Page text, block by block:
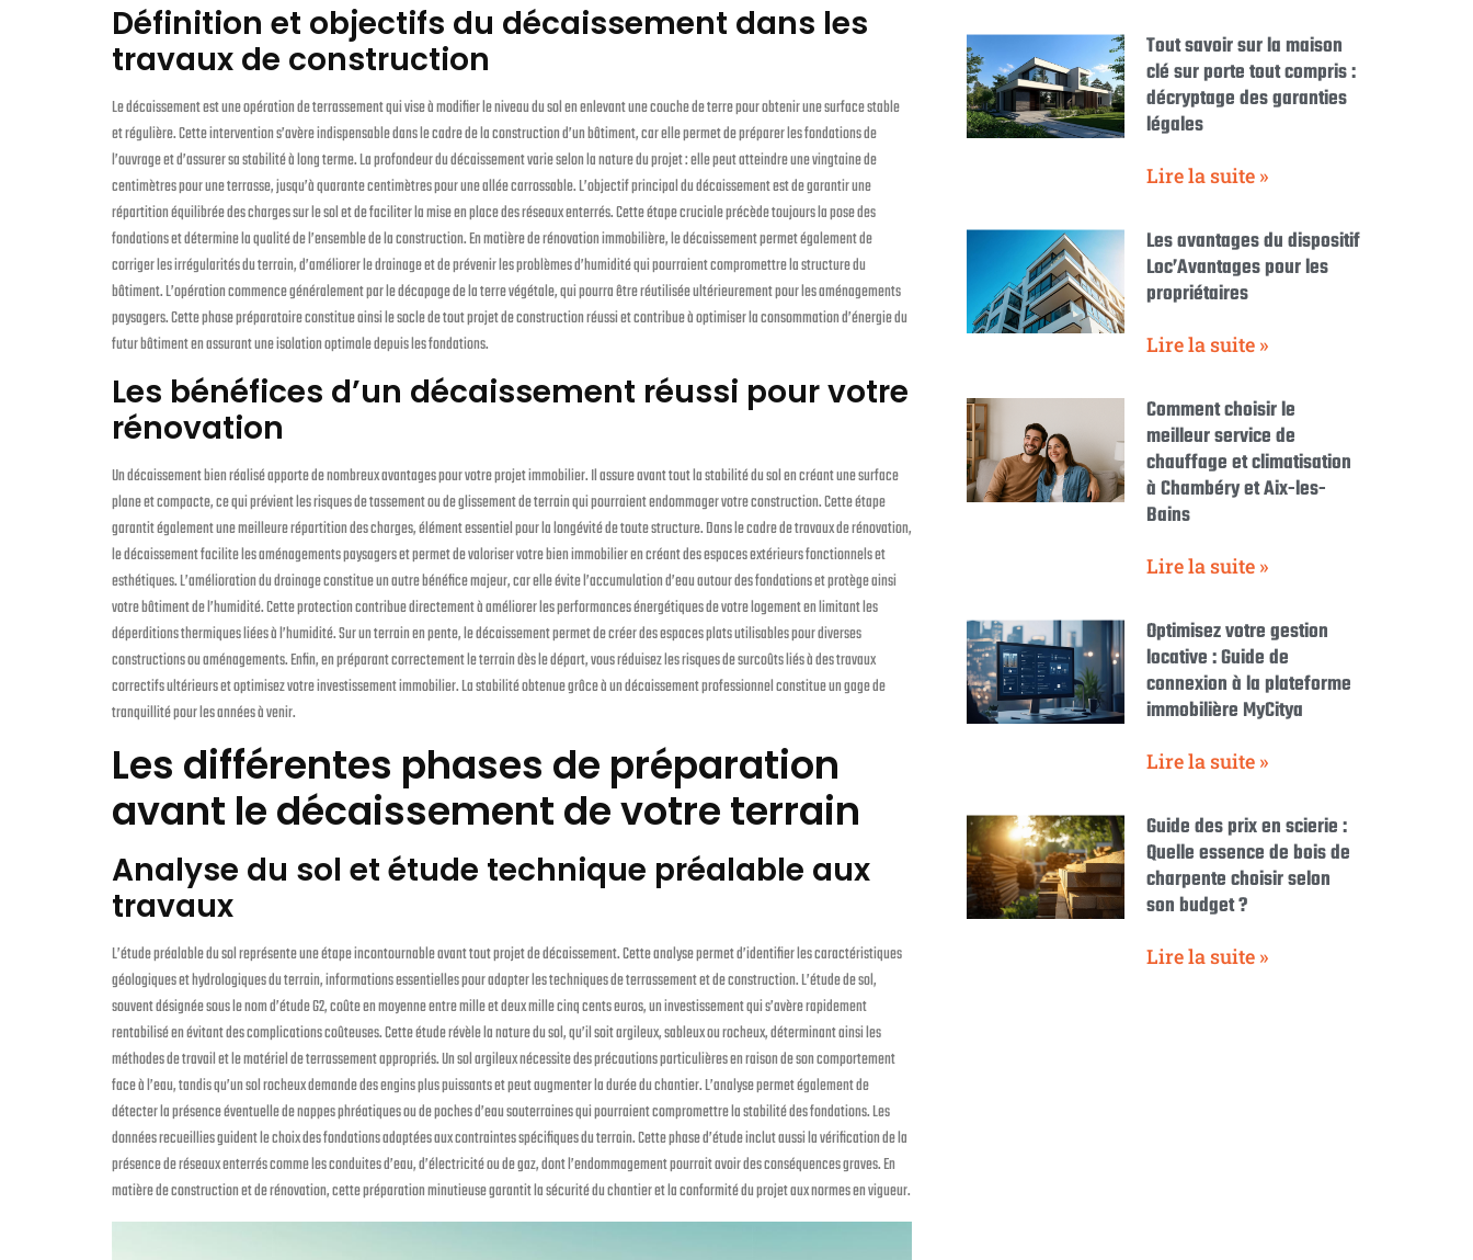
Définition et objectifs du décaissement dans les
travaux de construction
Le décaissement est une opération de terrassement qui vise à modifier le niveau du sol en enlevant une couche de terre pour obtenir une surface stable
et régulière. Cette intervention s’avère indispensable dans le cadre de la construction d’un bâtiment, car elle permet de préparer les fondations de
l’ouvrage et d’assurer sa stabilité à long terme. La profondeur du décaissement varie selon la nature du projet : elle peut atteindre une vingtaine de
centimètres pour une terrasse, jusqu’à quarante centimètres pour une allée carrossable. L’objectif principal du décaissement est de garantir une
répartition équilibrée des charges sur le sol et de faciliter la mise en place des réseaux enterrés. Cette étape cruciale précède toujours la pose des
fondations et détermine la qualité de l’ensemble de la construction. En matière de rénovation immobilière, le décaissement permet également de
corriger les irrégularités du terrain, d’améliorer le drainage et de prévenir les problèmes d’humidité qui pourraient compromettre la structure du
bâtiment. L’opération commence généralement par le décapage de la terre végétale, qui pourra être réutilisée ultérieurement pour les aménagements
paysagers. Cette phase préparatoire constitue ainsi le socle de tout projet de construction réussi et contribue à optimiser la consommation d’énergie du
futur bâtiment en assurant une isolation optimale depuis les fondations.
Les bénéfices d’un décaissement réussi pour votre
rénovation
Un décaissement bien réalisé apporte de nombreux avantages pour votre projet immobilier. Il assure avant tout la stabilité du sol en créant une surface
plane et compacte, ce qui prévient les risques de tassement ou de glissement de terrain qui pourraient endommager votre construction. Cette étape
garantit également une meilleure répartition des charges, élément essentiel pour la longévité de toute structure. Dans le cadre de travaux de rénovation,
le décaissement facilite les aménagements paysagers et permet de valoriser votre bien immobilier en créant des espaces extérieurs fonctionnels et
esthétiques. L’amélioration du drainage constitue un autre bénéfice majeur, car elle évite l’accumulation d’eau autour des fondations et protège ainsi
votre bâtiment de l’humidité. Cette protection contribue directement à améliorer les performances énergétiques de votre logement en limitant les
déperditions thermiques liées à l’humidité. Sur un terrain en pente, le décaissement permet de créer des espaces plats utilisables pour diverses
constructions ou aménagements. Enfin, en préparant correctement le terrain dès le départ, vous réduisez les risques de surcoûts liés à des travaux
correctifs ultérieurs et optimisez votre investissement immobilier. La stabilité obtenue grâce à un décaissement professionnel constitue un gage de
tranquillité pour les années à venir.
Les différentes phases de préparation
avant le décaissement de votre terrain
Analyse du sol et étude technique préalable aux
travaux
L’étude préalable du sol représente une étape incontournable avant tout projet de décaissement. Cette analyse permet d’identifier les caractéristiques
géologiques et hydrologiques du terrain, informations essentielles pour adapter les techniques de terrassement et de construction. L’étude de sol,
souvent désignée sous le nom d’étude G2, coûte en moyenne entre mille et deux mille cinq cents euros, un investissement qui s’avère rapidement
rentabilisé en évitant des complications coûteuses. Cette étude révèle la nature du sol, qu’il soit argileux, sableux ou rocheux, déterminant ainsi les
méthodes de travail et le matériel de terrassement appropriés. Un sol argileux nécessite des précautions particulières en raison de son comportement
face à l’eau, tandis qu’un sol rocheux demande des engins plus puissants et peut augmenter la durée du chantier. L’analyse permet également de
détecter la présence éventuelle de nappes phréatiques ou de poches d’eau souterraines qui pourraient compromettre la stabilité des fondations. Les
données recueillies guident le choix des fondations adaptées aux contraintes spécifiques du terrain. Cette phase d’étude inclut aussi la vérification de la
présence de réseaux enterrés comme les conduites d’eau, d’électricité ou de gaz, dont l’endommagement pourrait avoir des conséquences graves. En
matière de construction et de rénovation, cette préparation minutieuse garantit la sécurité du chantier et la conformité du projet aux normes en vigueur.
Tout savoir sur la maison
clé sur porte tout compris :
décryptage des garanties
légales
Lire la suite »
Les avantages du dispositif
Loc’Avantages pour les
propriétaires
Lire la suite »
Comment choisir le
meilleur service de
chauffage et climatisation
à Chambéry et Aix-les-
Bains
Lire la suite »
Optimisez votre gestion
locative : Guide de
connexion à la plateforme
immobilière MyCitya
Lire la suite »
Guide des prix en scierie :
Quelle essence de bois de
charpente choisir selon
son budget ?
Lire la suite »